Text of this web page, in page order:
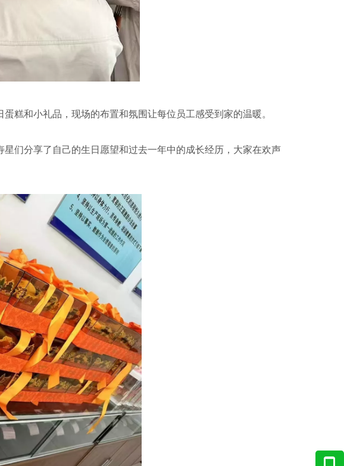
糕和小礼品，现场的布置和氛围让每位员工感受到家的温暖。
们分享了自己的生日愿望和过去一年中的成长经历，大家在欢声